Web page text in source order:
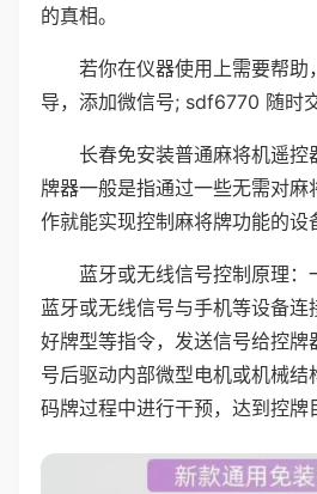
的真相。
若你在仪器使用上需要帮助
导，添加微信号; sdf6770 随时
长春免安装普通麻将机遥控
牌器一般是指通过一些无需对麻
作就能实现控制麻将牌功能的设
蓝牙或无线信号控制原理：
蓝牙或无线信号与手机等设备连
好牌型等指令，发送信号给控牌
号后驱动内部微型电机或机械结
码牌过程中进行干预，达到控牌